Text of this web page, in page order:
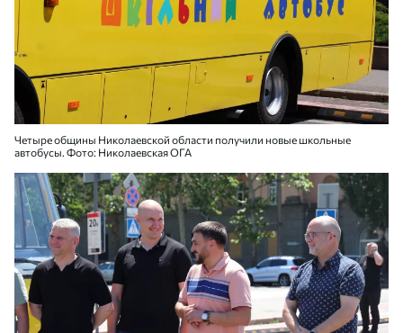
Четыре общины Николаевской области получили новые школьные
автобусы. Фото: Николаевская ОГА